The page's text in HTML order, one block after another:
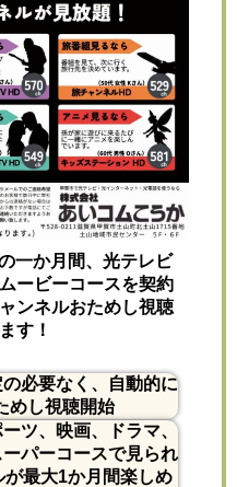
一か月間、光テレビ
ービーコースを契約
ャンネルおためし視聴
す！
必要なく、自動的に
めし視聴開始
ツ、映画、ドラマ、
パーコースで見られ
最大1か月間楽しめ